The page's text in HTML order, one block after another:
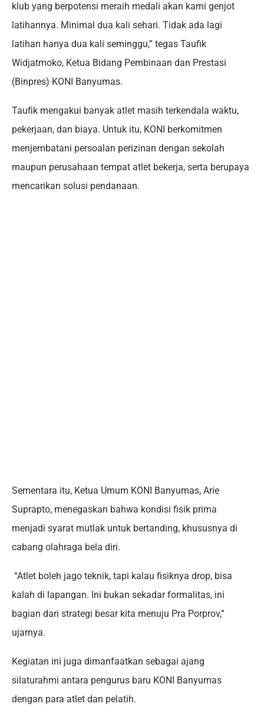
klub yang berpotensi meraih medali akan kami genjot
latihannya. Minimal dua kali sehari. Tidak ada lagi
latihan hanya dua kali seminggu,” tegas Taufik
Widjatmoko, Ketua Bidang Pembinaan dan Prestasi
(Binpres) KONI Banyumas.
Taufik mengakui banyak atlet masih terkendala waktu,
pekerjaan, dan biaya. Untuk itu, KONI berkomitmen
menjembatani persoalan perizinan dengan sekolah
maupun perusahaan tempat atlet bekerja, serta berupaya
mencarikan solusi pendanaan.
Sementara itu, Ketua Umum KONI Banyumas, Arie
Suprapto, menegaskan bahwa kondisi fisik prima
menjadi syarat mutlak untuk bertanding, khususnya di
cabang olahraga bela diri.
“Atlet boleh jago teknik, tapi kalau fisiknya drop, bisa
kalah di lapangan. Ini bukan sekadar formalitas, ini
bagian dari strategi besar kita menuju Pra Porprov,”
ujarnya.
Kegiatan ini juga dimanfaatkan sebagai ajang
silaturahmi antara pengurus baru KONI Banyumas
dengan para atlet dan pelatih.